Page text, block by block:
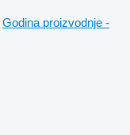
Godina proizvodnje -